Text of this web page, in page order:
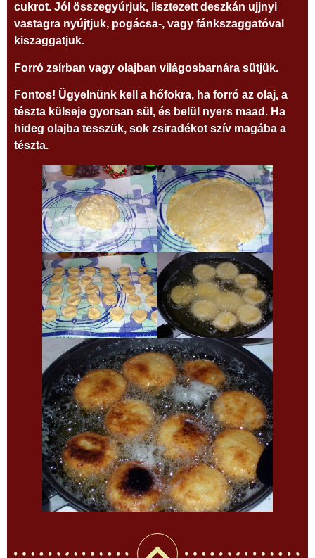
cukrot. Jól összegyúrjuk, lisztezett deszkán ujjnyi
vastagra nyújtjuk, pogácsa-, vagy fánkszaggatóval
kiszaggatjuk.
Forró zsírban vagy olajban világosbarnára sütjük.
Fontos! Ügyelnünk kell a hőfokra, ha forró az olaj, a
tészta külseje gyorsan sül, és belül nyers maad. Ha
hideg olajba tesszük, sok zsiradékot szív magába a
tészta.